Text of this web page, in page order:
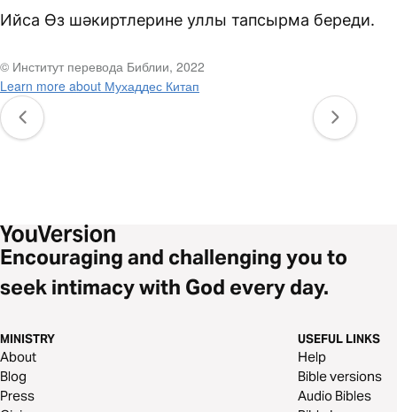
Ийса Өз шәкиртлерине уллы тапсырма береди.
© Институт перевода Библии, 2022
Learn more about Мухаддес Китап
Encouraging and challenging you to
seek intimacy with God every day.
MINISTRY
About
Blog
Press
USEFUL LINKS
Help
Bible versions
Audio Bibles